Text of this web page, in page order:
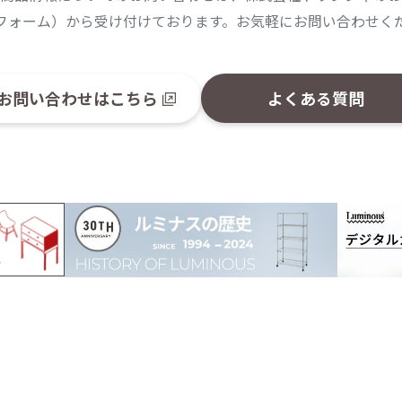
ォーム）から受け付けております。お気軽にお問い合わせく
問い合わせはこちら よくある質問